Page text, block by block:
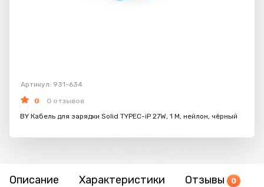
Артикул: 931-634
0
0 отзывов
BY Кабель для зарядки Solid TYPEC-iP 27W, 1 M, нейлон, чёрный
Описание Характеристики Отзывы 0